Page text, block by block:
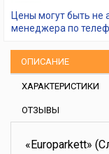
Цены могут быть не
менеджера по
ОПИСАНИЕ
ХАРАКТЕРИСТИКИ
ОТЗЫВЫ
«Europarkett»